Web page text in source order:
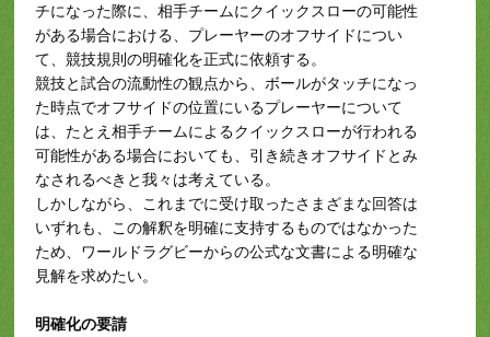
チになった際に、相手チームにクイックスローの可能性
がある場合における、プレーヤーのオフサイドについ
て、競技規則の明確化を正式に依頼する。
競技と試合の流動性の観点から、ボールがタッチになっ
た時点でオフサイドの位置にいるプレーヤーについて
は、たとえ相手チームによるクイックスローが行われる
可能性がある場合においても、引き続きオフサイドとみ
なされるべきと我々は考えている。
しかしながら、これまでに受け取ったさまざまな回答は
いずれも、この解釈を明確に支持するものではなかった
ため、ワールドラグビーからの公式な文書による明確な
見解を求めたい。
明確化の要請